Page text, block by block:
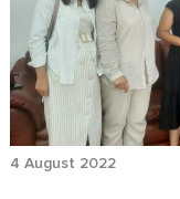
4 August 2022